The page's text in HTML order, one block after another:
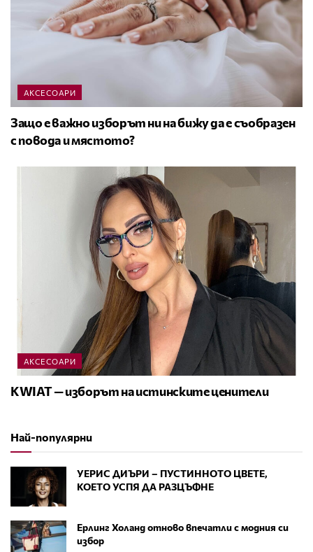
АКСЕСОАРИ
Защо е важно изборът ни на бижу да е съобразен
с повода и мястото?
АКСЕСОАРИ
KWIAT — изборът на истинските ценители
Най-популярни
УЕРИС ДИЪРИ – ПУСТИННОТО ЦВЕТЕ,
КОЕТО УСПЯ ДА РАЗЦЪФНЕ
Ерлинг Холанд отново впечатли с модния си
избор